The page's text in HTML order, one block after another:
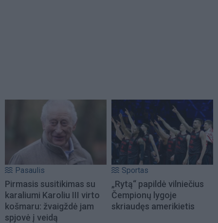
Pasaulis
Pirmasis susitikimas su
karaliumi Karoliu III virto
košmaru: žvaigždė jam
spjovė į veidą
Sportas
„Rytą“ papildė vilniečius
Čempionų lygoje
skriaudęs amerikietis